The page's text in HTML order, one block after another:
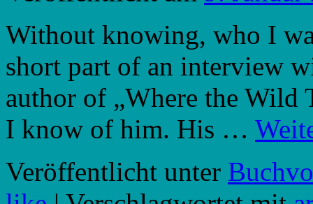
Without knowing, who I
short part of an interview
author of „Where the Wild
I know of him. His …
Veröffentlicht unter